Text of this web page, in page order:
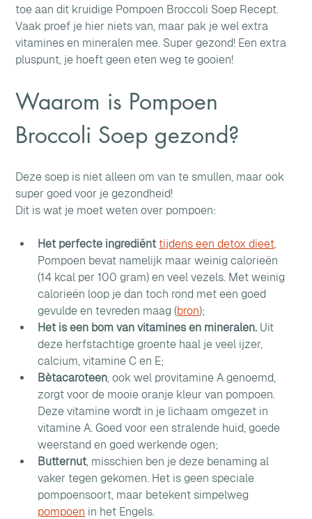
toe aan dit kruidige Pompoen Broccoli Soep Recept.
Vaak proef je hier niets van, maar pak je wel extra
vitamines en mineralen mee. Super gezond! Een extra
pluspunt, je hoeft geen eten weg te gooien!
Waarom is Pompoen
Broccoli Soep gezond?
Deze soep is niet alleen om van te smullen, maar ook
super goed voor je gezondheid!
Dit is wat je moet weten over pompoen:
Het perfecte ingrediënt tijdens een detox dieet.
Pompoen bevat namelijk maar weinig calorieën
(14 kcal per 100 gram) en veel vezels. Met weinig
calorieën loop je dan toch rond met een goed
gevulde en tevreden maag (bron);
Het is een bom van vitamines en mineralen. Uit
deze herfstachtige groente haal je veel ijzer,
calcium, vitamine C en E;
Bètacaroteen, ook wel provitamine A genoemd,
zorgt voor de mooie oranje kleur van pompoen.
Deze vitamine wordt in je lichaam omgezet in
vitamine A. Goed voor een stralende huid, goede
weerstand en goed werkende ogen;
Butternut, misschien ben je deze benaming al
vaker tegen gekomen. Het is geen speciale
pompoensoort, maar betekent simpelweg
pompoen in het Engels.